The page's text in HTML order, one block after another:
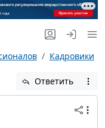
Кадровики
Ответить